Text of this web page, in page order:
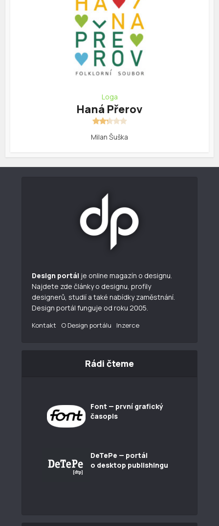
Loga
Haná Přerov
Milan Šuška
Design portál je online magazín o designu.
Najdete zde články o designu, profily
designerů, studií a také nabídky zaměstnání.
Design portál funguje od roku 2005.
Kontakt O Design portálu Inzerce
Rádi čteme
Font — první grafický
časopis
DeTePe — portál
o desktop publishingu